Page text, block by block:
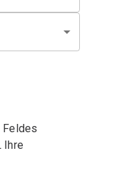
Feldes
Ihre